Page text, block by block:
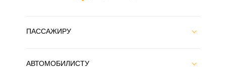
ПАССАЖИРУ
АВТОМОБИЛИСТУ